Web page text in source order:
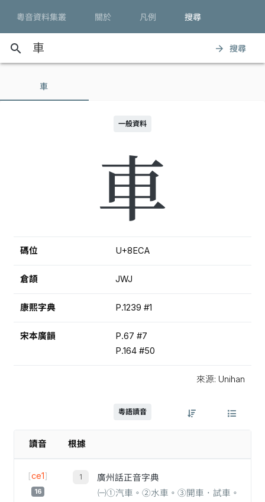
粵音資料集叢 關於 凡例 搜尋
search arrow_forward 搜尋
車
一般資料
車
碼位 U+8ECA
倉頡 JWJ
康熙字典 P.1239 #1
宋本廣韻
P.67 #7
P.164 #50
來源: Unihan
粵語讀音
讀音 根據
[ce1]
16
廣州話正音字典
㈠①汽車。②水車。③開車．試車。